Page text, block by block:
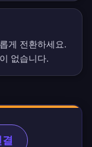
게 전환하세요.
없습니다.